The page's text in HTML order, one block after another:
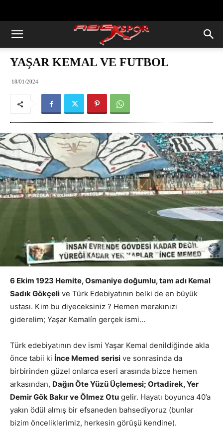
YAŞAR KEMAL VE FUTBOL
18/01/2024
6 Ekim 1923 Hemite, Osmaniye doğumlu, tam adı Kemal
Sadık Gökçeli ve Türk Edebiyatının belki de en büyük
ustası. Kim bu diyeceksiniz ? Hemen merakınızı
giderelim; Yaşar Kemalín gerçek ismi…
Türk edebiyatının dev ismi Yaşar Kemal denildiğinde akla
önce tabii ki İnce Memed serisi ve sonrasinda da
birbirinden güzel onlarca eseri arasında bizce hemen
arkasından, Dağın Öte Yüzü Üçlemesi; Ortadirek, Yer
Demir Gök Bakır ve Ölmez Otu gelir. Hayatı boyunca 40’a
yakın ödül almış bir efsaneden bahsediyoruz (bunlar
bizim önceliklerimiz, herkesin görüşü kendine).